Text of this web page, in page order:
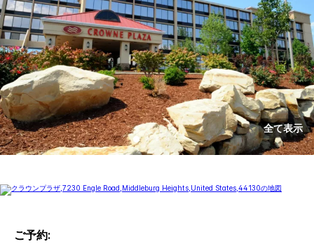
全て表示
ご予約: